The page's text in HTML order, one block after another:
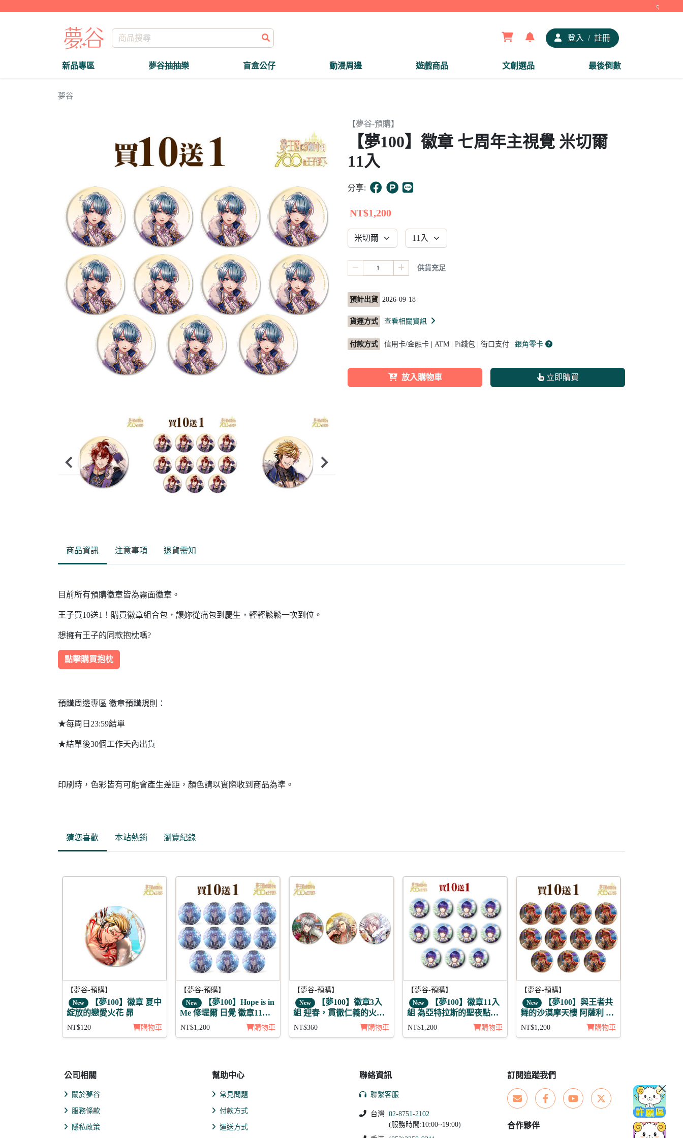
登入 / 註冊
新品專區 夢谷抽抽樂 盲盒公仔 動漫周邊 遊戲商品 文創選品 最後倒數
夢谷
【夢谷-預購】
【夢100】徽章 七周年主視覺 米切爾
11入
分享:
NT$1,200
供貨充足
預計出貨 2026-09-18
貨運方式 查看相關資訊
付款方式 信用卡/金融卡 | ATM | Pi錢包 | 街口支付 | 銀角零卡
放入購物車 立即購買
商品資訊 注意事項 退貨需知
目前所有預購徽章皆為霧面徽章。
王子買10送1！購買徽章組合包，讓妳從痛包到慶生，輕輕鬆鬆一次到位。
想擁有王子的同款抱枕嗎?
點擊購買抱枕
預購周邊專區 徽章預購規則：
★每周日23:59結單
★結單後30個工作天內出貨
印刷時，色彩皆有可能會產生差距，顏色請以實際收到商品為準。
猜您喜歡 本站熱銷 瀏覽紀錄
【夢谷-預購】
New 【夢100】徽章 夏中
綻放的戀愛火花 昴
NT$120 購物車
【夢谷-預購】
New 【夢100】Hope is in
Me 修堤爾 日覺 徽章11入
NT$1,200 購物車
【夢谷-預購】
New 【夢100】徽章3入
組 迎春，貫徹仁義的火之
誓言 震
NT$360 購物車
【夢谷-預購】
New
【夢100】徽章11入
組 為亞特拉斯的聖夜點燃
夢之火 葛修 未覺
NT$1,200 購物車
【夢谷-預購】
New
【夢100】與王者共
舞的沙漠摩天樓 阿薩利 日
覺 徽章11入組
NT$1,200 購物車
公司相關
關於夢谷
服務條款
隱私政策
幫助中心
常見問題
付款方式
運送方式
聯絡資訊
聯繫客服
台灣 02-8751-2102
(服務時間:10:00~19:00)
訂閱追蹤我們
合作夥伴